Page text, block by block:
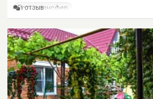
Есть трансфер
1 ОТЗЫВ